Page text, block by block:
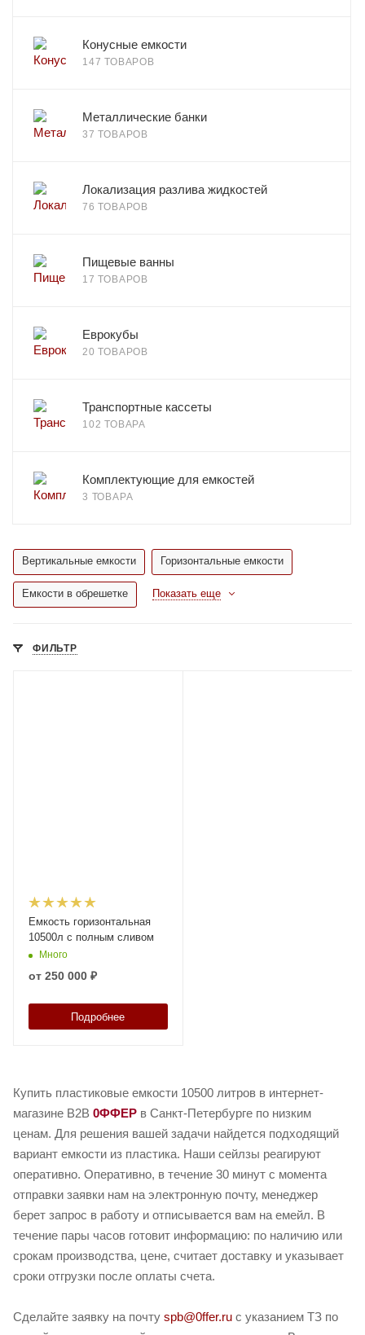
Конусные емкости
147 ТОВАРОВ
Металлические банки
37 ТОВАРОВ
Локализация разлива жидкостей
76 ТОВАРОВ
Пищевые ванны
17 ТОВАРОВ
Еврокубы
20 ТОВАРОВ
Транспортные кассеты
102 ТОВАРА
Комплектующие для емкостей
3 ТОВАРА
Вертикальные емкости Горизонтальные емкости
Емкости в обрешетке Показать еще
ФИЛЬТР
Емкость горизонтальная
10500л с полным сливом
Много
от 250 000 ₽
Подробнее
Купить пластиковые емкости 10500 литров в интернет-
магазине B2B 0ФФЕР в Санкт-Петербурге по низким
ценам. Для решения вашей задачи найдется подходящий
вариант емкости из пластика. Наши сейлзы реагируют
оперативно. Оперативно, в течение 30 минут с момента
отправки заявки нам на электронную почту, менеджер
берет запрос в работу и отписывается вам на емейл. В
течение пары часов готовит информацию: по наличию или
срокам производства, цене, считает доставку и указывает
сроки отгрузки после оплаты счета.
Сделайте заявку на почту spb@0ffer.ru с указанием ТЗ по